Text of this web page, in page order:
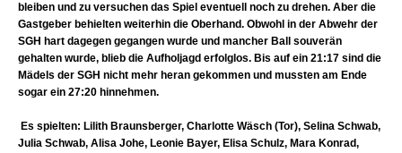
bleiben und zu versuchen das Spiel eventuell noch zu drehen. Aber die
Gastgeber behielten weiterhin die Oberhand. Obwohl in der Abwehr der
SGH hart dagegen gegangen wurde und mancher Ball souverän
gehalten wurde, blieb die Aufholjagd erfolglos. Bis auf ein 21:17 sind die
Mädels der SGH nicht mehr heran gekommen und mussten am Ende
sogar ein 27:20 hinnehmen.
Es spielten: Lilith Braunsberger, Charlotte Wäsch (Tor), Selina Schwab,
Julia Schwab, Alisa Johe, Leonie Bayer, Elisa Schulz, Mara Konrad,